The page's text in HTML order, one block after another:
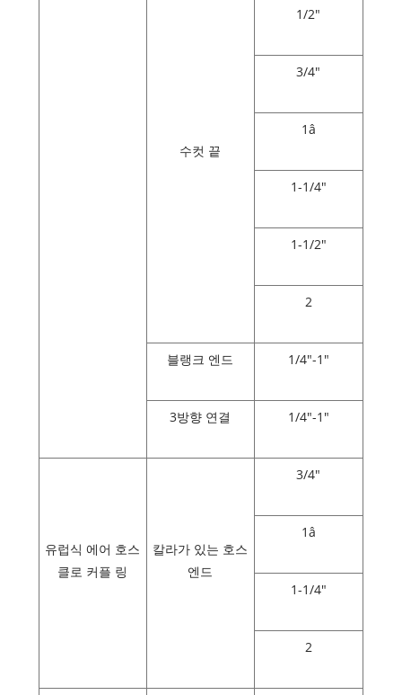
수컷 끝
1/2"
3/4"
1â
1-1/4"
1-1/2"
2
블랭크 엔드 1/4"-1"
3방향 연결 1/4"-1"
유럽식 에어 호스
클로 커플 링
칼라가 있는 호스
엔드
3/4"
1â
1-1/4"
2